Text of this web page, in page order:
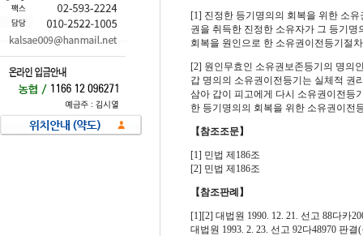
[1] 진정한 등기명의의 회복을 위한 소
권을 취득한 진정한 소유자가 그 등기
회복을 원인으로 한 소유권이전등기절
[2] 원인무효인 소유권보존등기의 명의
갑 명의의 소유권이전등기는 실체적 권
삼아 갑이 피고에게 다시 소유권이전등
한 등기명의의 회복을 위한 소유권이전
【참조조문】
[1] 민법 제186조
[2] 민법 제186조
【참조판례】
[1][2] 대법원 1990. 12. 21. 선고 88다카
대법원 1993. 2. 23. 선고 92다48970 판결